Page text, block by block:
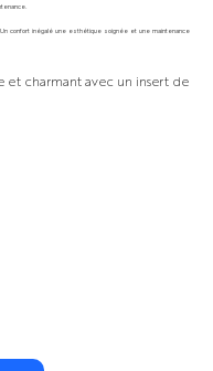
confort inégalé une esthétique soignée et une maintenance
et charmant avec un insert de